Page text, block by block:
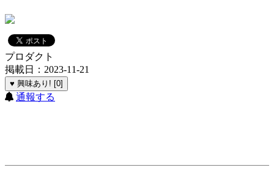
プロダクト
掲載日：2023-11-21
♥ 興味あり! [0]
通報する